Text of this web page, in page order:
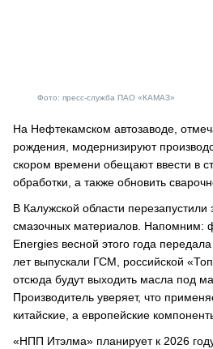
Фото: пресс-служба ПАО «КАМАЗ»
На Нефтекамском автозаводе,
рождения, модернизируют
скором времени обещают ввести в
обработки, а также обновить
В Калужской области перезапустили
смазочных материалов. Напомним:
Energies весной этого года
лет выпускали ГСМ, российской
отсюда будут выходить масла под
Производитель уверяет, что
китайские, а европейские
«НПП Итэлма» планирует к 2026